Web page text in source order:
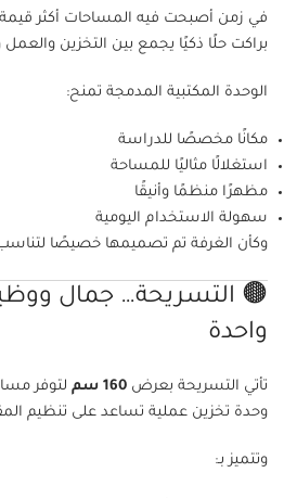
في زمن أصبحت فيه المساحات أكثر
براكت حلًا ذكيًا يجمع بين التخزين
الوحدة المكتبية المدمجة تمنح:
مكانًا مخصصًا للدراسة
استغلالًا مثاليًا للمساحة
مظهرًا منظمًا وأنيقًا
سهولة الاستخدام اليومية
وكأن الغرفة تم تصميمها خصيصًا
🟤 التسريحة… جمال
واحدة
تأتي التسريحة بعرض 160 سم
لتوفر
وحدة تخزين عملية تساعد على تنظيم
وتتميز بـ: